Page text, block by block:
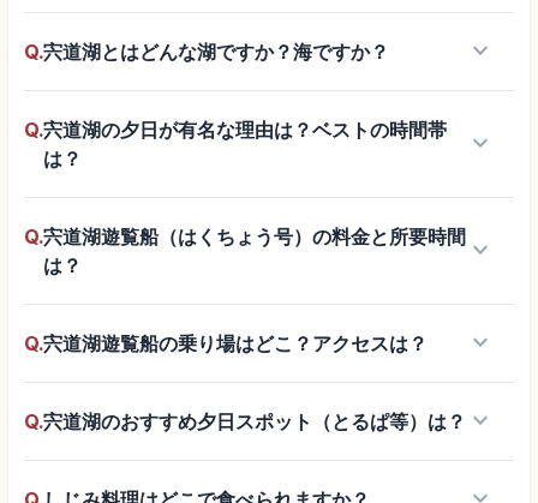
Q.宍道湖とはどんな湖ですか？海ですか？ keyboard_arrow_down
Q.宍道湖の夕日が有名な理由は？ベストの時間帯
は？
keyboard_arrow_down
Q.宍道湖遊覧船（はくちょう号）の料金と所要時間
は？
keyboard_arrow_down
Q.宍道湖遊覧船の乗り場はどこ？アクセスは？ keyboard_arrow_down
Q.宍道湖のおすすめ夕日スポット（とるぱ等）は？ keyboard_arrow_down